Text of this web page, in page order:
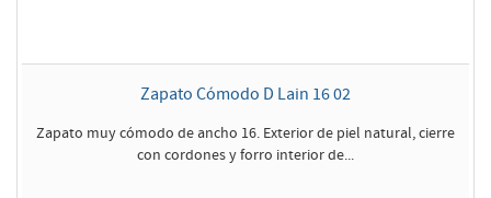
Zapato Cómodo D Lain 16 02
Zapato muy cómodo de ancho 16. Exterior de piel natural, cierre
con cordones y forro interior de...